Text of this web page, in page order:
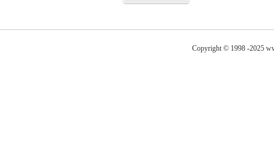
Copyright © 1998 -2025